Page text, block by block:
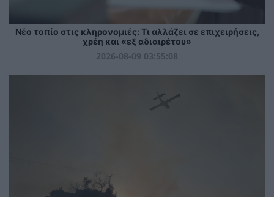
Νέο τοπίο στις κληρονομιές: Τι αλλάζει σε επιχειρήσεις,
χρέη και «εξ αδιαιρέτου»
2026-08-09 03:55:08